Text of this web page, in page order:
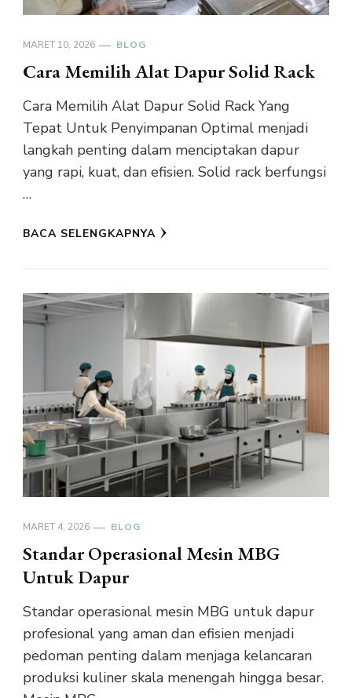
MARET 10, 2026 BLOG
Cara Memilih Alat Dapur Solid Rack
Cara Memilih Alat Dapur Solid Rack Yang
Tepat Untuk Penyimpanan Optimal menjadi
langkah penting dalam menciptakan dapur
yang rapi, kuat, dan efisien. Solid rack berfungsi
…
BACA SELENGKAPNYA
MARET 4, 2026 BLOG
Standar Operasional Mesin MBG
Untuk Dapur
Standar operasional mesin MBG untuk dapur
profesional yang aman dan efisien menjadi
pedoman penting dalam menjaga kelancaran
produksi kuliner skala menengah hingga besar.